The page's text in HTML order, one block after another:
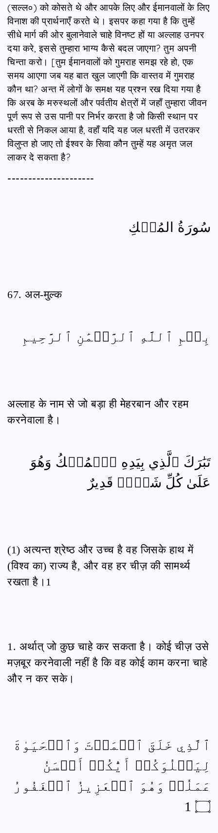
(सल्ल०) को कोसते थे और आपके लिए और ईमानवालों के लिए
विनाश की प्रार्थनाएँ करते थे। इसपर कहा गया है कि तुम्हें
सीधे मार्ग की ओर बुलानेवाले चाहे विनष्ट हों या अल्लाह उनपर
दया करे, इससे तुम्हारा भाग्य कैसे बदल जाएगा? तुम अपनी
चिन्ता करो। [तुम ईमानवालों को गुमराह समझ रहे हो, एक
समय आएगा जब यह बात खुल जाएगी कि वास्तव में गुमराह
कौन था? अन्त में लोगों के समक्ष यह प्रश्न रख दिया गया है
कि अरब के मरुस्थलों और पर्वतीय क्षेत्रों में जहाँ तुम्हारा जीवन
पूर्ण रूप से उस पानी पर निर्भर करता है जो किसी स्थान पर
धरती से निकल आया है, वहाँ यदि यह जल धरती में उतरकर
विलुप्त हो जाए तो ईश्वर के सिवा कौन तुम्हें यह अमृत जल
लाकर दे सकता है?
---------------------
سُورَةُ المُلۡكِ
67. अल-मुल्क
بِسۡمِ ٱللَّهِ ٱلرَّحۡمَٰنِ ٱلرَّحِيمِ
अल्लाह के नाम से जो बड़ा ही मेहरबान और रहम
करनेवाला है।
تَبَٰرَكَ ٱلَّذِي بِيَدِهِ ٱلۡمُلۡكُ وَهُوَ
عَلَىٰ كُلِّ شَيۡءٖ قَدِيرٌ
(1) अत्यन्त श्रेष्ठ और उच्च है वह जिसके हाथ में
(विश्व का) राज्य है, और वह हर चीज़ की सामर्थ्य
रखता है।1
1. अर्थात् जो कुछ चाहे कर सकता है। कोई चीज़ उसे
मज़बूर करनेवाली नहीं है कि वह कोई काम करना चाहे
और न कर सके।
ٱلَّذِي خَلَقَ ٱلۡمَوۡتَ وَٱلۡحَيَوٰةَ
لِيَبۡلُوَكُمۡ أَيُّكُمۡ أَحۡسَنُ
عَمَلٗاۚ وَهُوَ ٱلۡعَزِيزُ ٱلۡغَفُورُ
۝ 1